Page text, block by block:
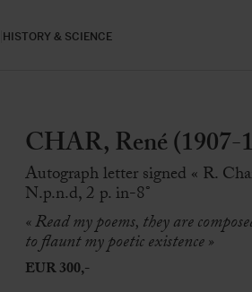
HISTORY & SCIENCE
CHAR, René (1907-
Autograph letter signed « R.
N.p.n.d, 2 p. in-8°
« Read my poems, they are
to flaunt my poetic existence »
EUR 300,-